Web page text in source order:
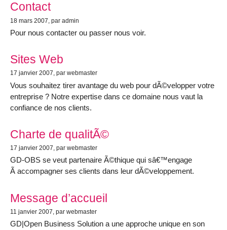
Articles les plus récents
Contact
18 mars 2007 , par admin
Pour nous contacter ou passer nous voir.
Sites Web
17 janvier 2007, par webmaster
Vous souhaitez tirer avantage du web pour dÃ©velopper votre
entreprise ? Notre expertise dans ce domaine nous vaut la
confiance de nos clients.
Charte de qualitÃ©
17 janvier 2007, par webmaster
GD-OBS se veut partenaire Ã©thique qui sâ€™engage
Ã accompagner ses clients dans leur dÃ©veloppement.
Message d’accueil
11 janvier 2007, par webmaster
GD|Open Business Solution a une approche unique en son